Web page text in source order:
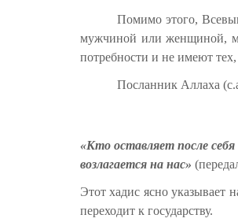
Помимо этого,
мужчиной или женщиной,
потребности и не имеют тех,
Посланник Аллаха
«Кто оставляет после
возлагается на нас»
Этот хадис ясно указывает
переходит к государству.